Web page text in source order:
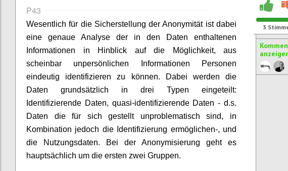
P43
Wesentlich für die Sicherstellung der Anonymität ist dabei
eine genaue Analyse der in den Daten enthaltenen
Informationen in Hinblick auf die Möglichkeit, aus
scheinbar unpersönlichen Informationen Personen
eindeutig identifizieren zu können. Dabei werden die
Daten grundsätzlich in drei Typen eingeteilt:
Identifizierende Daten, quasi-identifizierende Daten - d.s.
Daten die für sich gestellt unproblematisch sind, in
Kombination jedoch die Identifizierung ermöglichen-, und
die Nutzungsdaten. Bei der Anonymisierung geht es
hauptsächlich um die ersten zwei Gruppen.
3